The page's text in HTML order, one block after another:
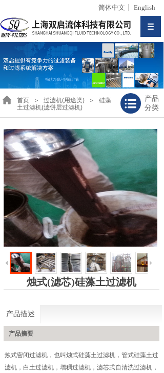
简体中文 English
产品
分类
首页 ＞ 过滤机(用途类) ＞
硅藻
土过滤机(滤饼层过滤机)
烛式(滤芯)硅藻土过滤机
产品描述
产品摘要
烛式密闭过滤机，也叫烛式硅藻土过滤机，管式硅藻土过
滤机，白土过滤机，增稠过滤机，滤芯式自清洗过滤机，